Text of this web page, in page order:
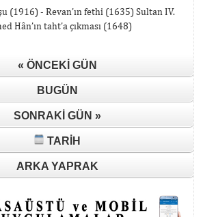
(1916) - Revan’ın fethi (1635) Sultan IV.
Hân’ın taht’a çıkması (1648)
« ÖNCEKI GÜN
BUGÜN
SONRAKI GÜN »
TARIH
ARKA YAPRAK